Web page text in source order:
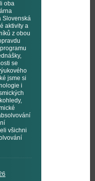
oba
Slovenská
aktivity a
z obou
se
jsme si
i
všichni